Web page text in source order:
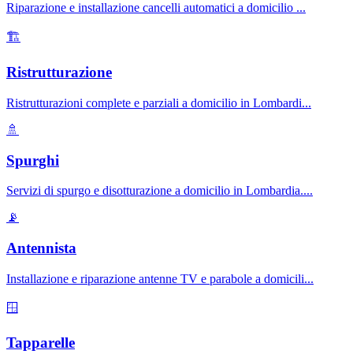
Riparazione e installazione cancelli automatici a domicilio ...
🏗️
Ristrutturazione
Ristrutturazioni complete e parziali a domicilio in Lombardi...
🚿
Spurghi
Servizi di spurgo e disotturazione a domicilio in Lombardia....
📡
Antennista
Installazione e riparazione antenne TV e parabole a domicili...
🪟
Tapparelle